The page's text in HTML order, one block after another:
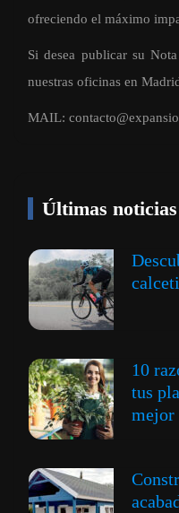
ofreciendo el máximo
Si desea publicar su
nuestras oficinas en
MAIL:
Últimas noticias
10
tus
mejor